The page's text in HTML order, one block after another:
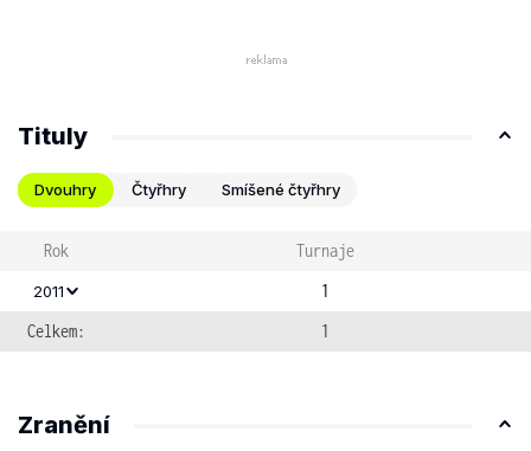
Tituly
Dvouhry Čtyřhry Smíšené čtyřhry
Rok Turnaje
2011
1
Celkem:
1
Zranění